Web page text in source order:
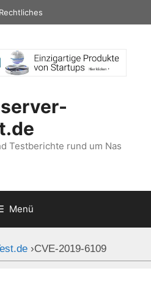
Rechtliches
Testberichte rund um Nas
Menü
›CVE-2019-6109